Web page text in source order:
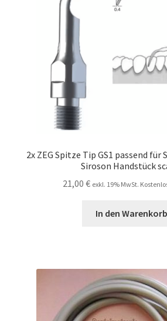
2x ZEG Spitze Tip GS1 passend für
Siroson Handstück
21,00 € exkl. 19% MwSt.
In den Warenkorb